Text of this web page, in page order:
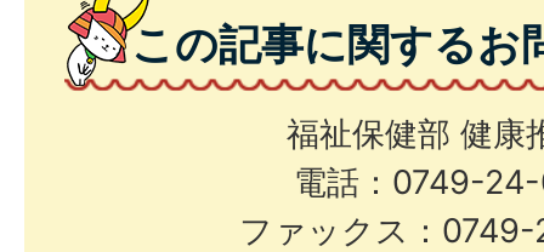
この記事に関するお
福祉保健部 健康
電話：0749-
ファックス：